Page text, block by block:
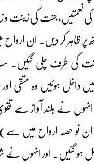
نعمتیں، جنت کی زینت و
کی طرف چلی گئیں۔
داخل ہوئیں وہ متقی اور
نے بلند آواز سے
نو حصہ ارواح میں سے)
ہو گئیں۔ اور انہوں نے